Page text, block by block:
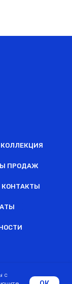
ПРОДАЖ
КОНТАКТЫ
с